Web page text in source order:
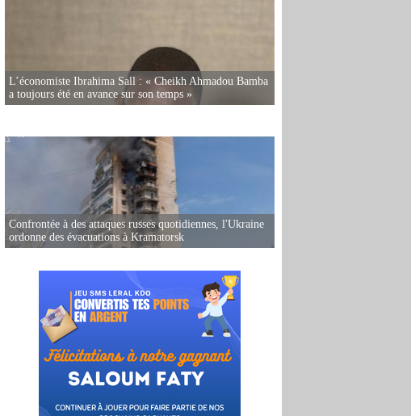
L’économiste Ibrahima Sall : « Cheikh Ahmadou Bamba
a toujours été en avance sur son temps »
Confrontée à des attaques russes quotidiennes, l'Ukraine
ordonne des évacuations à Kramatorsk